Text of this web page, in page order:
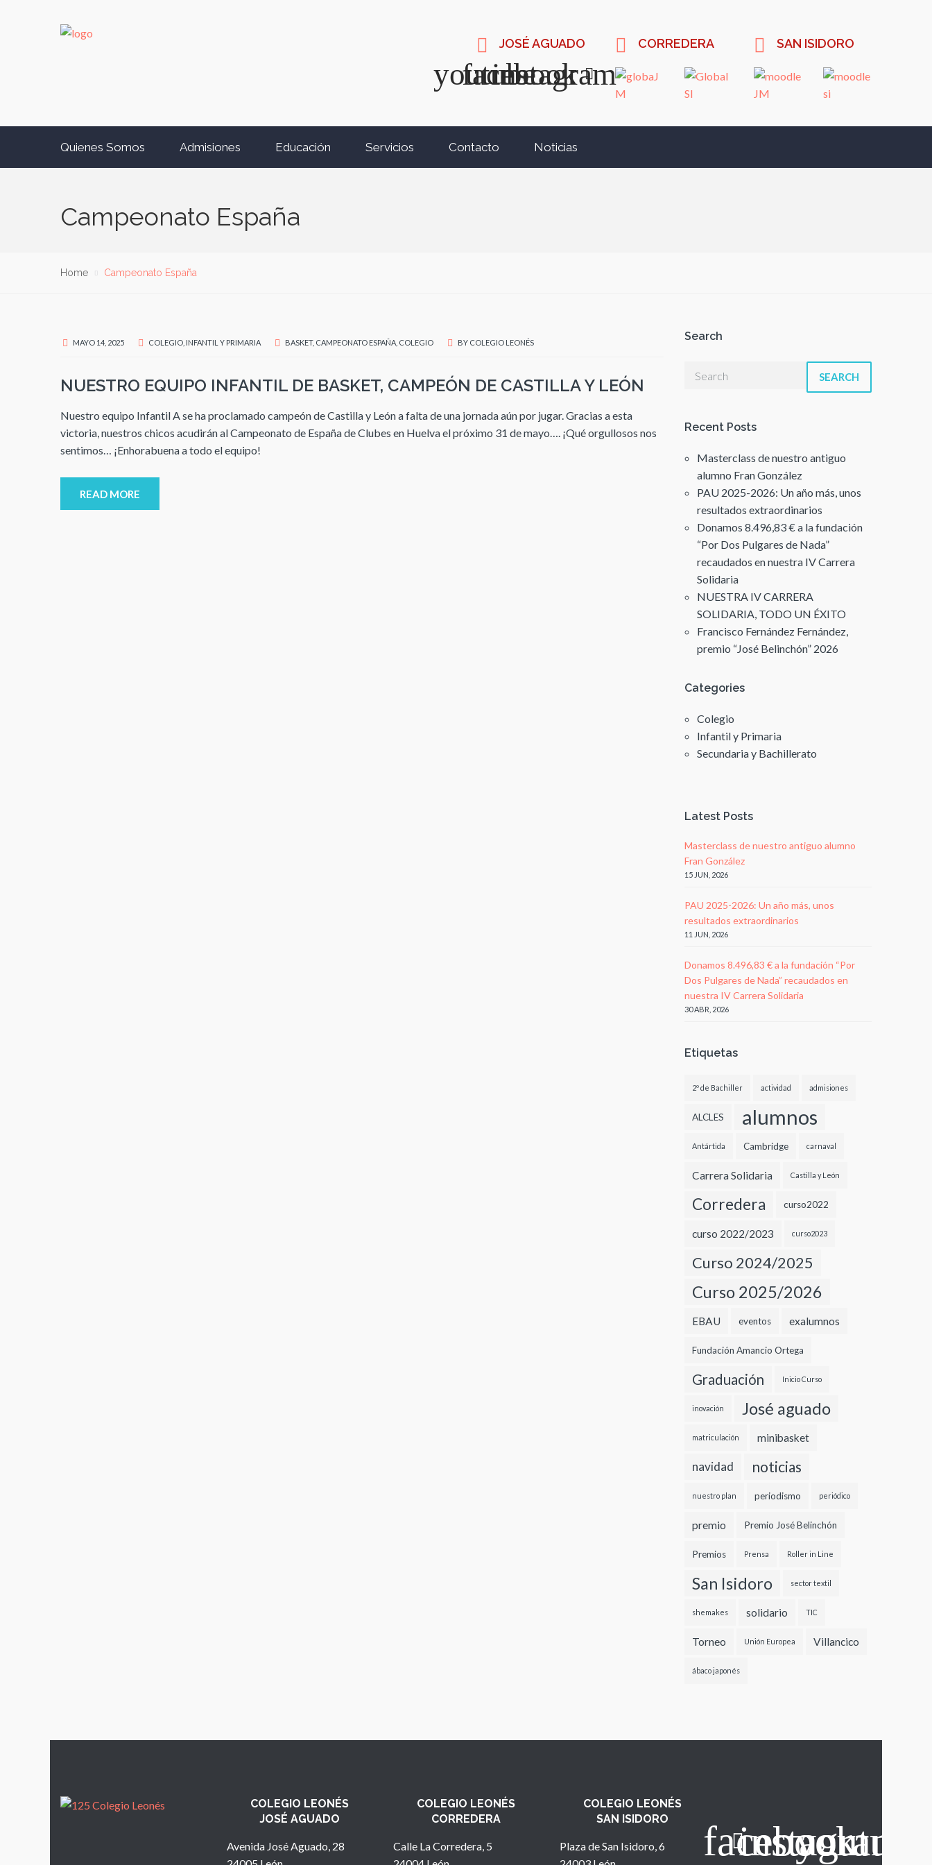
JOSÉ AGUADO CORREDERA SAN ISIDORO
Quienes Somos Admisiones Educación Servicios Contacto Noticias
Campeonato España
Home Campeonato España
MAYO 14, 2025 COLEGIO INFANTIL Y PRIMARIA BASKET, CAMPEONATO ESPAÑA COLEGIO BY COLEGIO LEONÉS
NUESTRO EQUIPO INFANTIL DE BASKET, CAMPEÓN DE CASTILLA Y LEÓN
Nuestro equipo Infantil A se ha proclamado campeón de Castilla y León a falta de una jornada aún por jugar. Gracias a esta
victoria, nuestros chicos acudirán al Campeonato de España de Clubes en Huelva el próximo 31 de mayo…. ¡Qué orgullosos nos
sentimos… ¡Enhorabuena a todo el equipo!
READ MORE
Search
SEARCH
Recent Posts
Masterclass de nuestro antiguo
alumno Fran González
PAU 2025-2026: Un año más, unos
resultados extraordinarios
Donamos 8.496,83 € a la fundación
“Por Dos Pulgares de Nada”
recaudados en nuestra IV Carrera
Solidaria
NUESTRA IV CARRERA
SOLIDARIA, TODO UN ÉXITO
Francisco Fernández Fernández,
premio “José Belinchón” 2026
Categories
Colegio
Infantil y Primaria
Secundaria y Bachillerato
Latest Posts
Masterclass de nuestro antiguo alumno
Fran González
15 JUN, 2026
PAU 2025-2026: Un año más, unos
resultados extraordinarios
11 JUN, 2026
Donamos 8.496,83 € a la fundación “Por
Dos Pulgares de Nada” recaudados en
nuestra IV Carrera Solidaria
30 ABR, 2026
Etiquetas
2º de Bachiller actividad admisiones
ALCLES alumnos
Antártida Cambridge carnaval
Carrera Solidaria Castilla y León
Corredera curso2022
curso 2022/2023 curso2023
Curso 2024/2025
Curso 2025/2026
EBAU eventos exalumnos
Fundación Amancio Ortega
Graduación Inicio Curso
inovación José aguado
matriculación minibasket
navidad noticias
nuestro plan periodismo periódico
premio Premio José Belinchón
Premios Prensa Roller in Line
San Isidoro sector textil
shemakes solidario TIC
Torneo Unión Europea Villancico
ábaco japonés
COLEGIO LEONÉS
JOSÉ AGUADO
Avenida José Aguado, 28
COLEGIO LEONÉS
CORREDERA
Calle La Corredera, 5
COLEGIO LEONÉS
SAN ISIDORO
Plaza de San Isidoro, 6